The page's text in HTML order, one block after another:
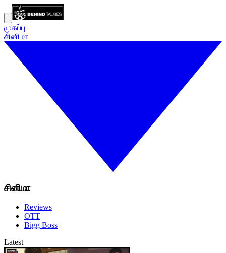
முகப்பு
சினிமா
சினிமா
Reviews
OTT
Bigg Boss
Latest